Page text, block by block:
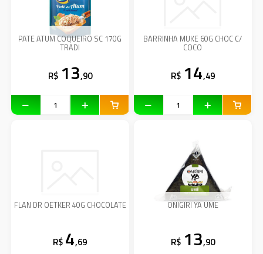
PATE ATUM COQUEIRO SC 170G
TRADI
R$ 13,90
BARRINHA MUKE 60G CHOC C/
COCO
R$ 14,49
FLAN DR OETKER 40G CHOCOLATE
R$ 4,69
ONIGIRI YA UME
R$ 13,90